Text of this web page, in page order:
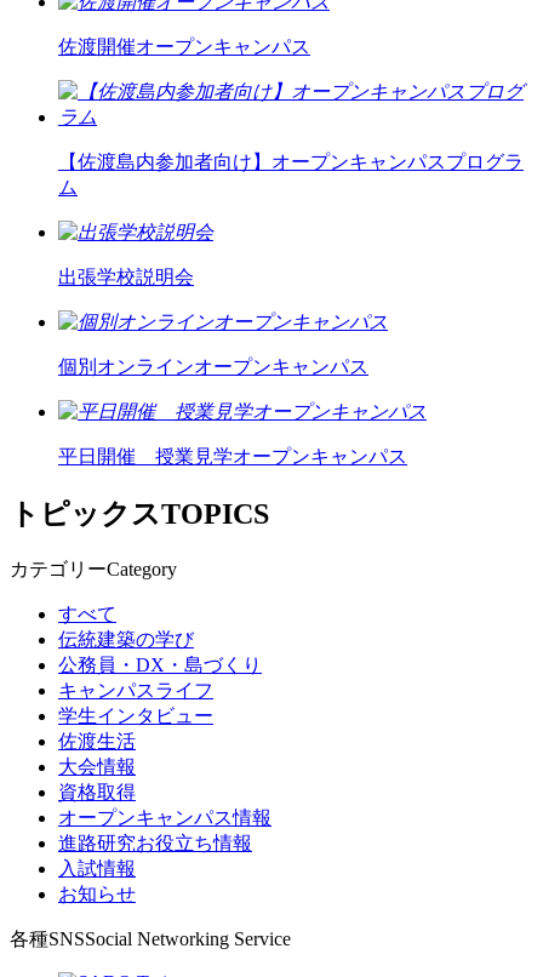
佐渡開催オープンキャンパス
【佐渡島内参加者向け】オープンキャンパスプログラ
ム
出張学校説明会
個別オンラインオープンキャンパス
平日開催 授業見学オープンキャンパス
トピックスTOPICS
カテゴリーCategory
すべて
伝統建築の学び
公務員・DX・島づくり
キャンパスライフ
学生インタビュー
佐渡生活
大会情報
資格取得
オープンキャンパス情報
進路研究お役立ち情報
入試情報
お知らせ
各種SNSSocial Networking Service